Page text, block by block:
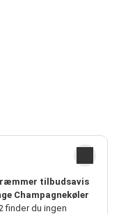
tilbudsavis
Champagnekøler
finder du ingen